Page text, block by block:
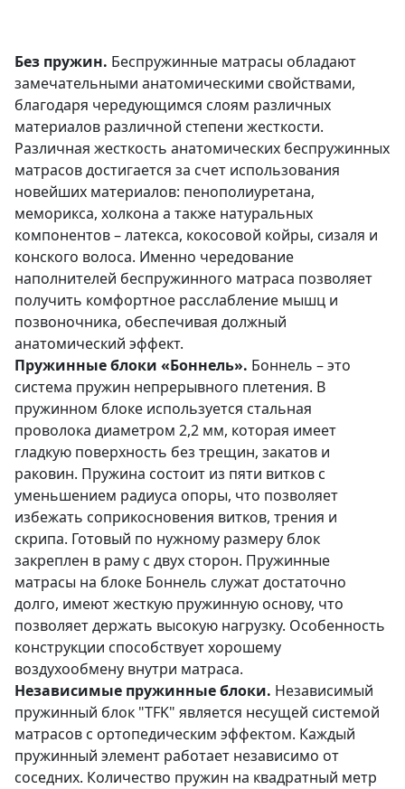
Без пружин. Беспружинные матрасы обладают
замечательными анатомическими свойствами,
благодаря чередующимся слоям различных
материалов различной степени жесткости.
Различная жесткость анатомических беспружинных
матрасов достигается за счет использования
новейших материалов: пенополиуретана,
меморикса, холкона а также натуральных
компонентов – латекса, кокосовой койры, сизаля и
конского волоса. Именно чередование
наполнителей беспружинного матраса позволяет
получить комфортное расслабление мышц и
позвоночника, обеспечивая должный
анатомический эффект.
Пружинные блоки «Боннель». Боннель – это
система пружин непрерывного плетения. В
пружинном блоке используется стальная
проволока диаметром 2,2 мм, которая имеет
гладкую поверхность без трещин, закатов и
раковин. Пружина состоит из пяти витков с
уменьшением радиуса опоры, что позволяет
избежать соприкосновения витков, трения и
скрипа. Готовый по нужному размеру блок
закреплен в раму с двух сторон. Пружинные
матрасы на блоке Боннель служат достаточно
долго, имеют жесткую пружинную основу, что
позволяет держать высокую нагрузку. Особенность
конструкции способствует хорошему
воздухообмену внутри матраса.
Независимые пружинные блоки. Независимый
пружинный блок "TFK" является несущей системой
матрасов с ортопедическим эффектом. Каждый
пружинный элемент работает независимо от
соседних. Количество пружин на квадратный метр